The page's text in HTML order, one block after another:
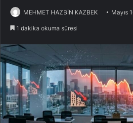
MEHMET HAZBİN KAZBEK Mayıs
1 dakika okuma süresi